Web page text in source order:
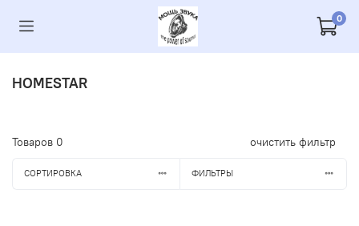
0
HOMESTAR
Товаров 0 очистить фильтр
СОРТИРОВКА ФИЛЬТРЫ